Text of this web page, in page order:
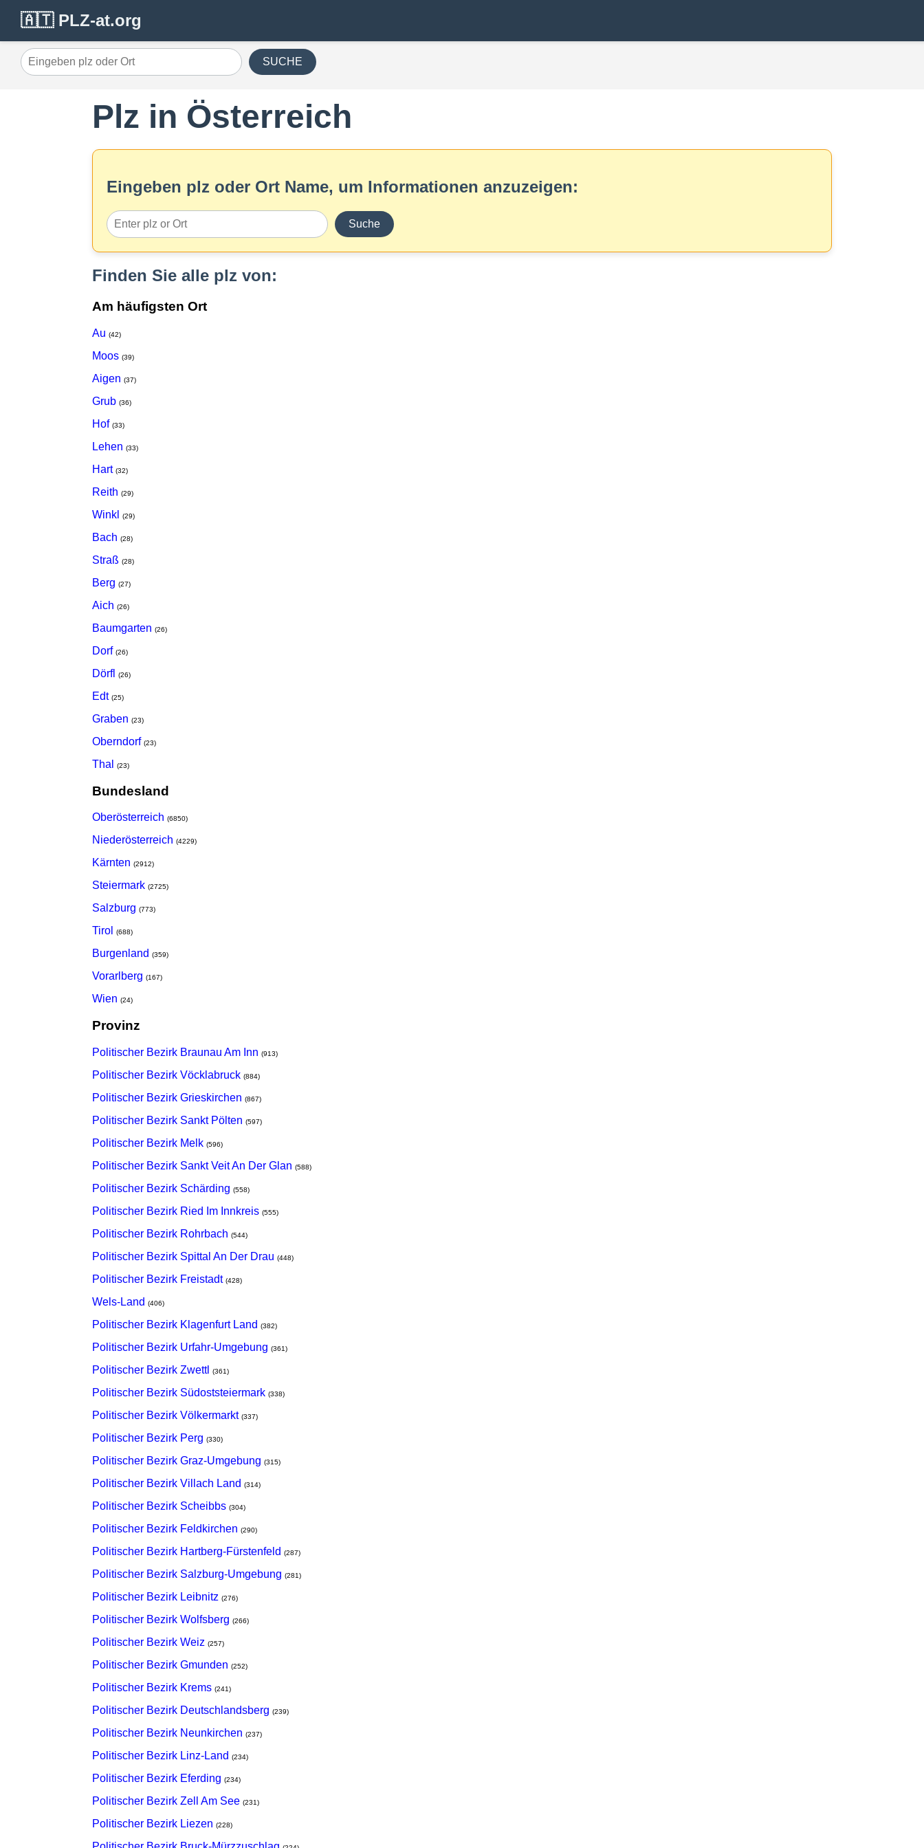
🇦🇹 PLZ-at.org
SUCHE
Plz in Österreich
Eingeben plz oder Ort Name, um Informationen anzuzeigen:
Suche
Finden Sie alle plz von:
Am häufigsten Ort
Au (42)
Moos (39)
Aigen (37)
Grub (36)
Hof (33)
Lehen (33)
Hart (32)
Reith (29)
Winkl (29)
Bach (28)
Straß (28)
Berg (27)
Aich (26)
Baumgarten (26)
Dorf (26)
Dörfl (26)
Edt (25)
Graben (23)
Oberndorf (23)
Thal (23)
Bundesland
Oberösterreich(6850)
Niederösterreich(4229)
Kärnten(2912)
Steiermark(2725)
Salzburg(773)
Tirol(688)
Burgenland(359)
Vorarlberg(167)
Wien(24)
Provinz
Politischer Bezirk Braunau Am Inn(913)
Politischer Bezirk Vöcklabruck(884)
Politischer Bezirk Grieskirchen(867)
Politischer Bezirk Sankt Pölten(597)
Politischer Bezirk Melk(596)
Politischer Bezirk Sankt Veit An Der Glan(588)
Politischer Bezirk Schärding(558)
Politischer Bezirk Ried Im Innkreis(555)
Politischer Bezirk Rohrbach(544)
Politischer Bezirk Spittal An Der Drau(448)
Politischer Bezirk Freistadt(428)
Wels-Land(406)
Politischer Bezirk Klagenfurt Land(382)
Politischer Bezirk Urfahr-Umgebung(361)
Politischer Bezirk Zwettl(361)
Politischer Bezirk Südoststeiermark(338)
Politischer Bezirk Völkermarkt(337)
Politischer Bezirk Perg(330)
Politischer Bezirk Graz-Umgebung(315)
Politischer Bezirk Villach Land(314)
Politischer Bezirk Scheibbs(304)
Politischer Bezirk Feldkirchen(290)
Politischer Bezirk Hartberg-Fürstenfeld(287)
Politischer Bezirk Salzburg-Umgebung(281)
Politischer Bezirk Leibnitz(276)
Politischer Bezirk Wolfsberg(266)
Politischer Bezirk Weiz(257)
Politischer Bezirk Gmunden(252)
Politischer Bezirk Krems(241)
Politischer Bezirk Deutschlandsberg(239)
Politischer Bezirk Neunkirchen(237)
Politischer Bezirk Linz-Land(234)
Politischer Bezirk Eferding(234)
Politischer Bezirk Zell Am See(231)
Politischer Bezirk Liezen(228)